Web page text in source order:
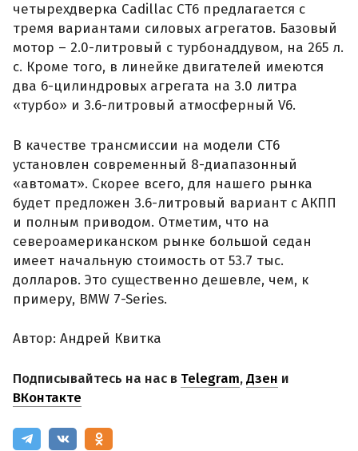
четырехдверка Cadillaс СТ6 предлагается с
тремя вариантами силовых агрегатов. Базовый
мотор – 2.0-литровый с турбонаддувом, на 265 л.
с. Кроме того, в линейке двигателей имеются
два 6-цилиндровых агрегата на 3.0 литра
«турбо» и 3.6-литровый атмосферный V6.
В качестве трансмиссии на модели СТ6
установлен современный 8-диапазонный
«автомат». Скорее всего, для нашего рынка
будет предложен 3.6-литровый вариант с АКПП
и полным приводом. Отметим, что на
североамериканском рынке большой седан
имеет начальную стоимость от 53.7 тыс.
долларов. Это существенно дешевле, чем, к
примеру, BMW 7-Series.
Автор: Андрей Квитка
Подписывайтесь на нас в Telegram,Дзен и
ВКонтакте